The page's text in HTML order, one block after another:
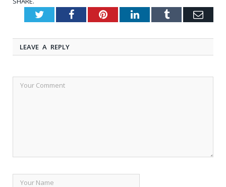
TwitterFacebookPinterestLinkedInTumblr
LEAVE A REPLY